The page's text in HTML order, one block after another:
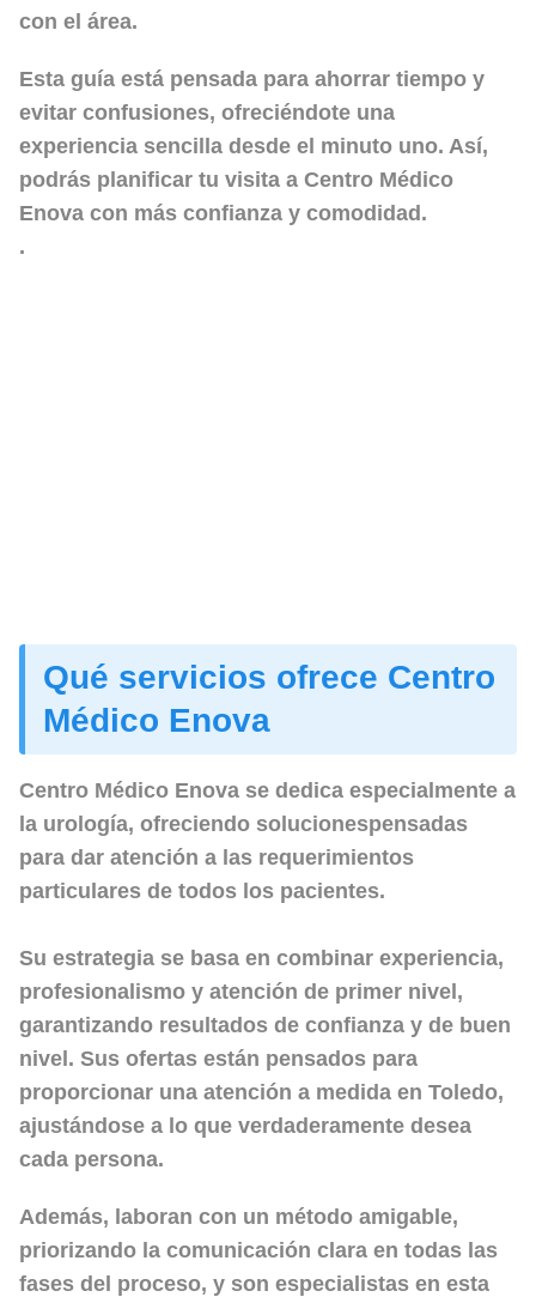
con el área.
Esta guía está pensada para ahorrar tiempo y
evitar confusiones, ofreciéndote una
experiencia sencilla desde el minuto uno. Así,
podrás planificar tu visita a Centro Médico
Enova con más confianza y comodidad.
.
Qué servicios ofrece Centro
Médico Enova
Centro Médico Enova se dedica especialmente a
la urología, ofreciendo solucionespensadas
para dar atención a las requerimientos
particulares de todos los pacientes.
Su estrategia se basa en combinar experiencia,
profesionalismo y atención de primer nivel,
garantizando resultados de confianza y de buen
nivel. Sus ofertas están pensados para
proporcionar una atención a medida en Toledo,
ajustándose a lo que verdaderamente desea
cada persona.
Además, laboran con un método amigable,
priorizando la comunicación clara en todas las
fases del proceso, y son especialistas en esta